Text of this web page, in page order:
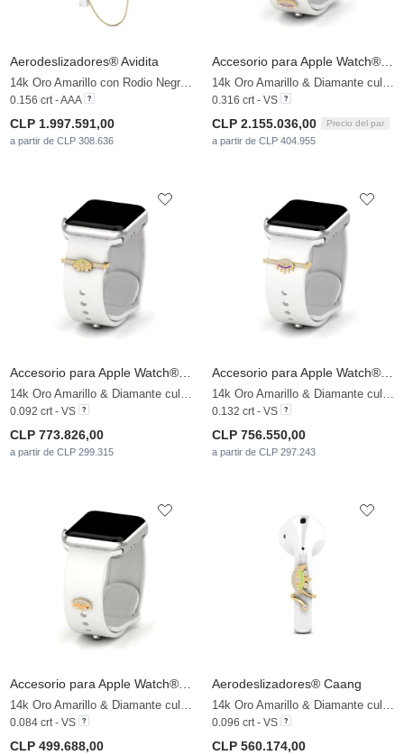
Aerodeslizadores® Avidita
14k Oro Amarillo con Rodio Negro & Diamante Negro
0.156 crt - AAA
CLP 1.997.591,00
a partir de CLP 308.636
14k Oro Amarillo & Diamante cultivado en laboratorio
0.316 crt - VS
CLP 2.155.036,00 Precio del par
a partir de CLP 404.955
14k Oro Amarillo & Diamante cultivado en laboratorio
0.092 crt - VS
CLP 773.826,00
a partir de CLP 299.315
14k Oro Amarillo & Diamante cultivado en laboratorio
0.132 crt - VS
CLP 756.550,00
a partir de CLP 297.243
14k Oro Amarillo & Diamante cultivado en laboratorio
0.084 crt - VS
CLP 499.688,00
Aerodeslizadores® Caang
14k Oro Amarillo & Diamante cultivado en laboratorio
0.096 crt - VS
CLP 560.174,00